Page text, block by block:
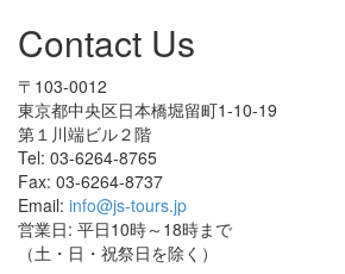
Contact Us
〒103-0012
東京都中央区日本橋堀留町1-10-19
第１川端ビル２階
Tel: 03-6264-8765
Fax: 03-6264-8737
Email: info@js-tours.jp
営業日: 平日10時～18時まで
（土・日・祝祭日を除く）